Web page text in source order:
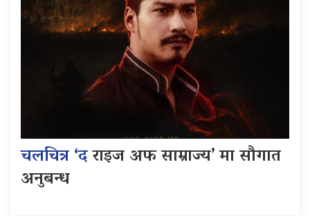
चलचित्र ‘दराइज अफ साम्राज्य’ मा सौगात
अनुबन्ध